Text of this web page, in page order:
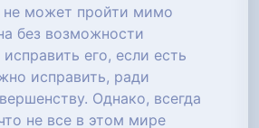
не может пройти мимо
без возможности
его, если есть
исправить, ради
Однако, всегда
не все в этом мире